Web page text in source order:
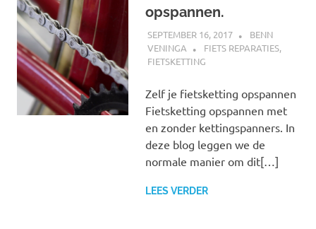
opspannen.
SEPTEMBER 16, 2017
BENN
VENINGA
FIETS REPARATIES,
FIETSKETTING
Zelf je fietsketting opspannen
Fietsketting opspannen met
en zonder kettingspanners. In
deze blog leggen we de
normale manier om dit[…]
LEES VERDER